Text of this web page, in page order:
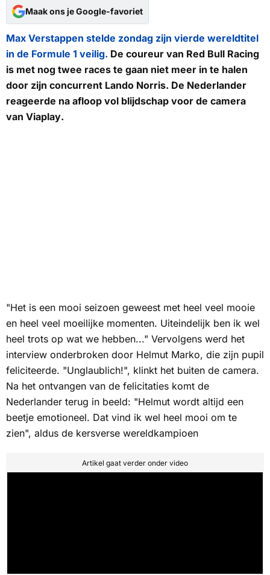
Maak ons je Google-favoriet
Max Verstappen stelde zondag zijn vierde wereldtitel
in de Formule 1 veilig. De coureur van Red Bull Racing
is met nog twee races te gaan niet meer in te halen
door zijn concurrent Lando Norris. De Nederlander
reageerde na afloop vol blijdschap voor de camera
van Viaplay.
"Het is een mooi seizoen geweest met heel veel mooie
en heel veel moeilijke momenten. Uiteindelijk ben ik wel
heel trots op wat we hebben..." Vervolgens werd het
interview onderbroken door Helmut Marko, die zijn pupil
feliciteerde. "Unglaublich!", klinkt het buiten de camera.
Na het ontvangen van de felicitaties komt de
Nederlander terug in beeld: "Helmut wordt altijd een
beetje emotioneel. Dat vind ik wel heel mooi om te
zien", aldus de kersverse wereldkampioen
Artikel gaat verder onder video